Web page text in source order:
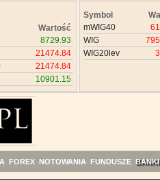
Wartość
8729.93
21474.84
21474.84
10901.15
Symbol
mWIG40
WIG
WIG20lev
FOREX NOTOWANIA FUNDUSZE BANKI